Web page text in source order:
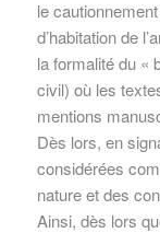
le
d’habitation de
la formalité du «
civil) où les
mentions
Dès lors, en
considérées
nature et des
Ainsi, dès lors